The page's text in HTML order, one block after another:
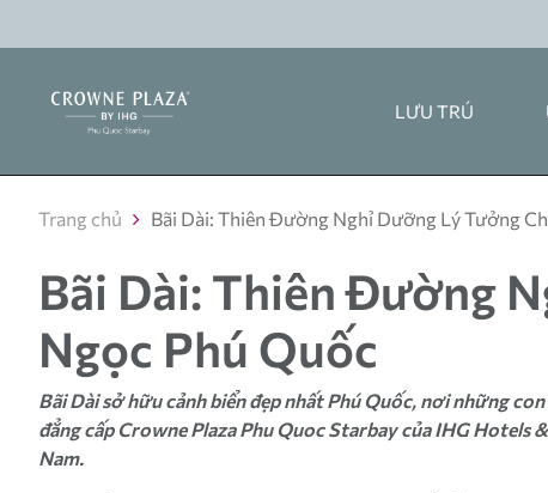
LƯU TRÚ
Trang chủ Bãi Dài: Thiên Đường Nghỉ Dưỡng Lý Tưởng
Bãi Dài: Thiên Đường
Ngọc Phú Quốc
Bãi Dài sở hữu cảnh biển đẹp nhất Phú Quốc, nơi những
đẳng cấp Crowne Plaza Phu Quoc Starbay của IHG
Nam.